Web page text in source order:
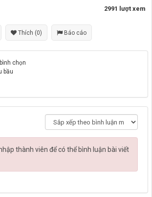
2991 lượt xem
Thích (0) Báo cáo
chọn
bầu
thành viên để có thể bình luận bài viết